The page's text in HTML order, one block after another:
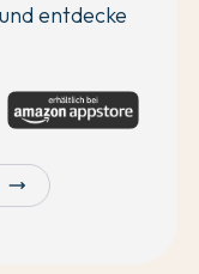
entdecke
trending_flat